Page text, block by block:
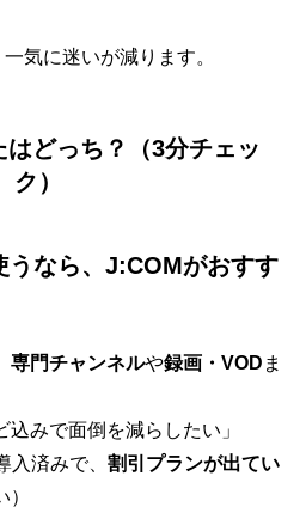
気に迷いが減ります。
はどっち？（3分チェッ
ク）
うなら、J:COMがおすす
専門チャンネルや録画・VOD ま
みで面倒を減らしたい」
入済みで、 割引プランが出てい